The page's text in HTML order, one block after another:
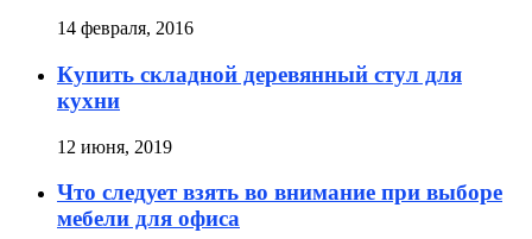
14 февраля, 2016
Купить складной деревянный стул для
кухни
12 июня, 2019
Что следует взять во внимание при выборе
мебели для офиса